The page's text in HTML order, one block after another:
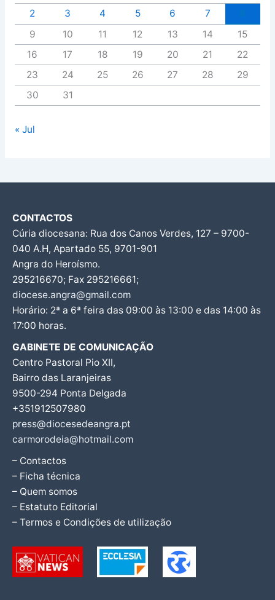
2
3 4 5 6 7
9
10 11 12 13 14
15
16
17 18 19 20 21
22
23
24 25 26 27 28
29
30
31
« Jul
CONTACTOS
Cúria diocesana: Rua dos Canos Verdes, 127 – 9700-
040 A.H, Apartado 55, 9701-901
Angra do Heroísmo.
295216670; Fax 295216661;
diocese.angra@gmail.com
Horário: 2ª a 6ª feira das 09:00 às 13:00 e das 14:00 às
17:00 horas.
GABINETE DE COMUNICAÇÃO
Centro Pastoral Pio XII,
Bairro das Laranjeiras
9500-294 Ponta Delgada
+351912507980
press@diocesedeangra.pt
carmorodeia@hotmail.com
– Contactos
– Ficha técnica
– Quem somos
– Estatuto Editorial
– Termos e Condições de utilização